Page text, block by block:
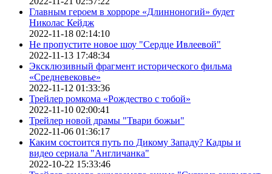
Главным героем в хорроре «Длинноногий» будет
Николас Кейдж
2022-11-18 02:14:10
Не пропустите новое шоу "Сердце Ивлеевой"
2022-11-13 17:48:34
Эксклюзивный фрагмент исторического фильма
«Средневековье»
2022-11-12 01:33:36
Трейлер ромкома «Рождество с тобой»
2022-11-10 02:00:41
Трейлер новой драмы "Твари божьи"
2022-11-06 01:36:17
Каким состоится путь по Дикому Западу? Кадры и
видео сериала "Англичанка"
2022-10-22 15:33:46